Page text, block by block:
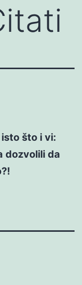
što i vi:
dozvolili da